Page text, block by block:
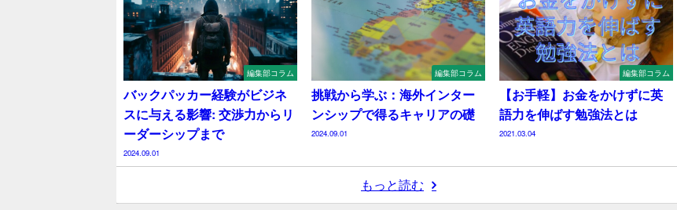
編集部コラム
バックパッカー経験がビジネ
スに与える影響: 交渉力からリ
ーダーシップまで
2024.09.01
編集部コラム
挑戦から学ぶ：海外インター
ンシップで得るキャリアの礎
2024.09.01
編集部コラム
【お手軽】お金をかけずに英
語力を伸ばす勉強法とは
2021.03.04
もっと読む